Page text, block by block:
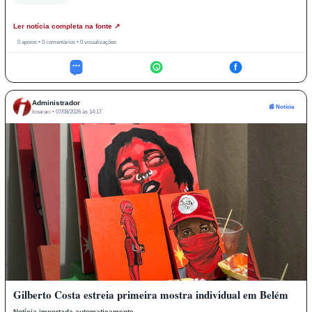
Ler notícia completa na fonte ↗
0 apoios • 0 comentários • 0 visualizações
f
Administrador
Icoaraci • 07/08/2026 às 14:17
📰 Notícia
Gilberto Costa estreia primeira mostra individual em Belém